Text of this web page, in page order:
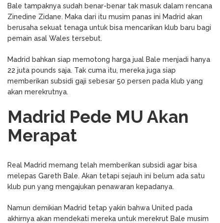
Bale tampaknya sudah benar-benar tak masuk dalam rencana
Zinedine Zidane. Maka dari itu musim panas ini Madrid akan
berusaha sekuat tenaga untuk bisa mencarikan klub baru bagi
pemain asal Wales tersebut.
Madrid bahkan siap memotong harga jual Bale menjadi hanya
22 juta pounds saja. Tak cuma itu, mereka juga siap
memberikan subsidi gaji sebesar 50 persen pada klub yang
akan merekrutnya.
Madrid Pede MU Akan
Merapat
Real Madrid memang telah memberikan subsidi agar bisa
melepas Gareth Bale. Akan tetapi sejauh ini belum ada satu
klub pun yang mengajukan penawaran kepadanya.
Namun demikian Madrid tetap yakin bahwa United pada
akhirnya akan mendekati mereka untuk merekrut Bale musim